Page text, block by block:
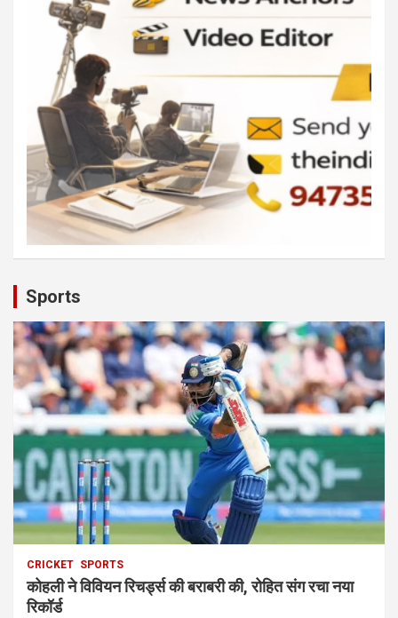
Sports
CRICKET SPORTS
कोहली ने विवियन रिचर्ड्स की बराबरी की, रोहित संग रचा नया
रिकॉर्ड